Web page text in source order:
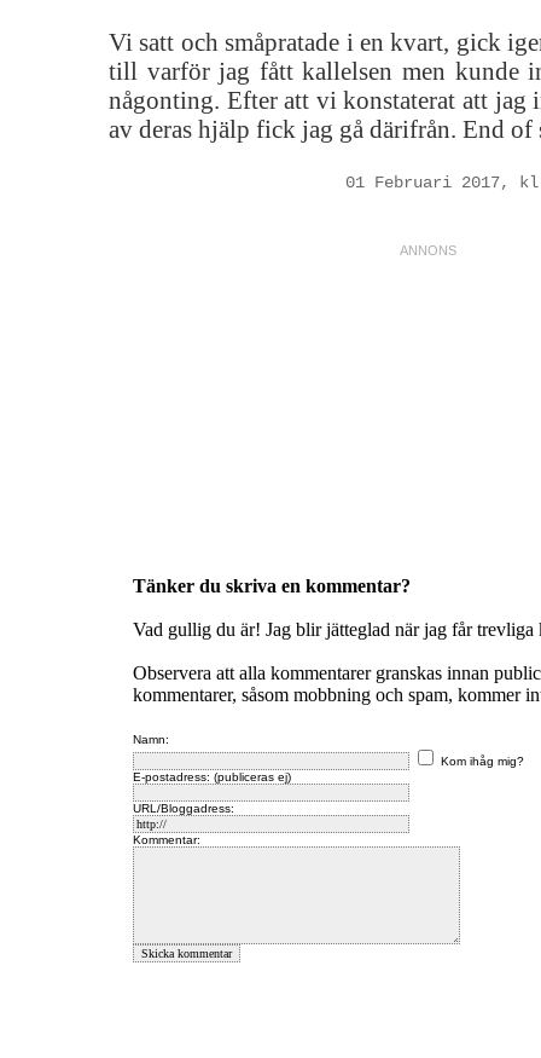
Vi satt och småpratade i en kvart, gick
till varför jag fått kallelsen men kunde
någonting. Efter att vi konstaterat att jag
av deras hjälp fick jag gå därifrån. End of
01 Februari 2017,
Tänker du skriva en kommentar?
Vad gullig du är! Jag blir jätteglad när jag får trevliga
Observera att alla kommentarer granskas innan
kommentarer, såsom mobbning och spam, kommer
Namn:
Kom ihåg mig?
E-postadress: (publiceras ej)
URL/Bloggadress:
Kommentar: